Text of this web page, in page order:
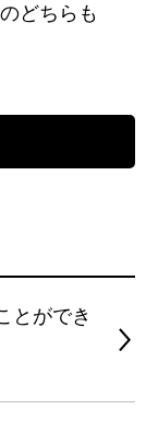
どちらも
とができ